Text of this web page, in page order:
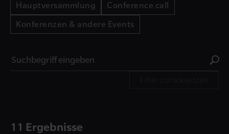
Hauptversammlung
Conference call
Konferenzen & andere Events
11 Ergebnisse